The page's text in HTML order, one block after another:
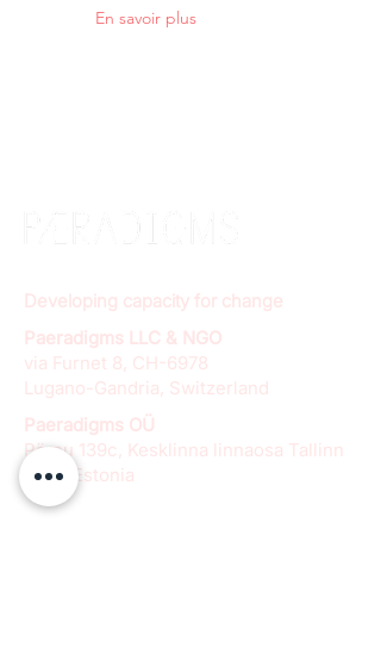
En savoir plus
Developing capacity for change
Paeradigms LLC & NGO
via Furnet 8, CH-6978
Lugano-Gandria, Switzerland
Paeradigms OÜ
Pärnu 139c, Kesklinna linnaosa Tallinn
11317, Estonia